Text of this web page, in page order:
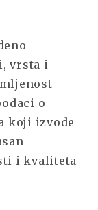
vrsta i
o
koji izvode
i kvaliteta